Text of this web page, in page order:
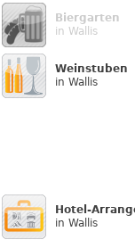
Biergarten
in Wallis
Weinstuben
in Wallis
Hotel-
in Wallis